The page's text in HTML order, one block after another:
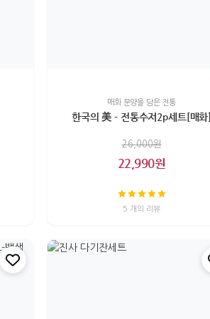
매화 문양을 담은 전통
한국의 美 - 전통수저2p세트[매화]
26,000원
22,990원
5 개의 리뷰